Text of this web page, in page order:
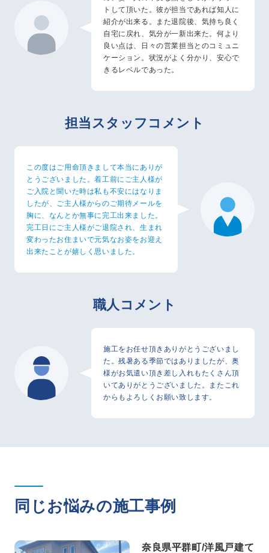
トして頂いた。彼が担当であれば知人に
紹介が出来る。また退院後、気持ち良く
自宅に戻れ、気分が一新出来た。何より
良い点は、日々の営業担当とのコミュニ
ケーション。状況がよく分かり、安心で
きるレベルであった。
担当スタッフコメント
この度はご用命頂きまして本当にありが
とうございました。着工前にご主人様が
ご入院と聞いた時は私も不安にはなりま
したが、ご主人様からのご期待メールを
胸に、なんとか無事に完工出来ました。
完工日にご主人様がご退院され、生まれ
変わったお住まいで元気なお姿をお迎え
出来たことが嬉しく思いました。
職人コメント
施工をお任せ頂きありがとうございまし
た。残暑ある季節ではありましたが、奥
様がお気遣い頂き差し入れもたくさん頂
いてありがとうございました。またこれ
からもよろしくお願い致します。
同じお悩みの施工事例
奈良県平群町/洋風戸建て